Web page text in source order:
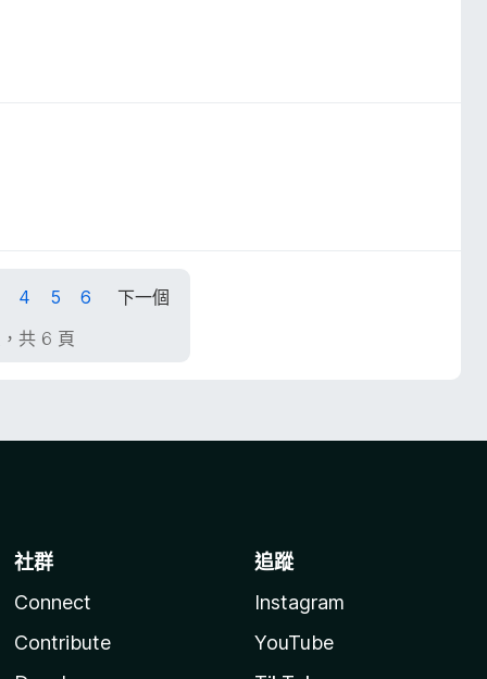
4 5 6
下一個
共 6 頁
社群
Connect
Contribute
追蹤
Instagram
YouTube